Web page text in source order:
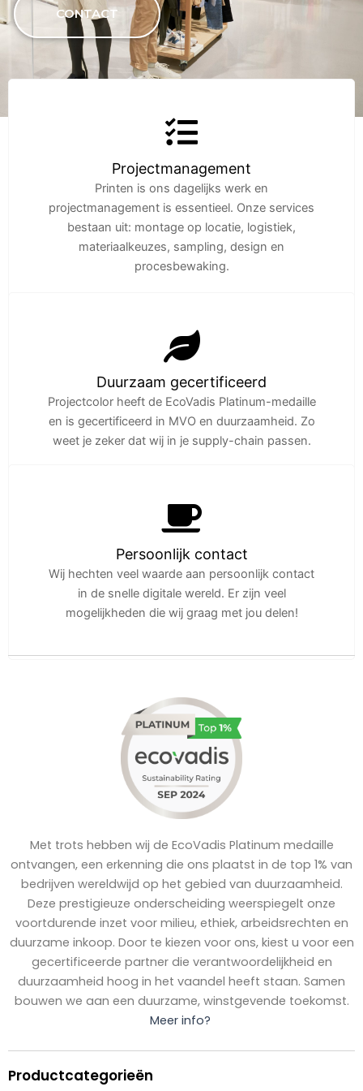
CONTACT
Projectmanagement
Printen is ons dagelijks werk en
projectmanagement is essentieel. Onze services
bestaan uit: montage op locatie, logistiek,
materiaalkeuzes, sampling, design en
procesbewaking.
Duurzaam gecertificeerd
Projectcolor heeft de EcoVadis Platinum-medaille
en is gecertificeerd in MVO en duurzaamheid. Zo
weet je zeker dat wij in je supply-chain passen.
Persoonlijk contact
Wij hechten veel waarde aan persoonlijk contact
in de snelle digitale wereld. Er zijn veel
mogelijkheden die wij graag met jou delen!
Met trots hebben wij de EcoVadis Platinum medaille
ontvangen, een erkenning die ons plaatst in de top 1% van
bedrijven wereldwijd op het gebied van duurzaamheid.
Deze prestigieuze onderscheiding weerspiegelt onze
voortdurende inzet voor milieu, ethiek, arbeidsrechten en
duurzame inkoop. Door te kiezen voor ons, kiest u voor een
gecertificeerde partner die verantwoordelijkheid en
duurzaamheid hoog in het vaandel heeft staan. Samen
bouwen we aan een duurzame, winstgevende toekomst.
Meer info?
Productcategorieën